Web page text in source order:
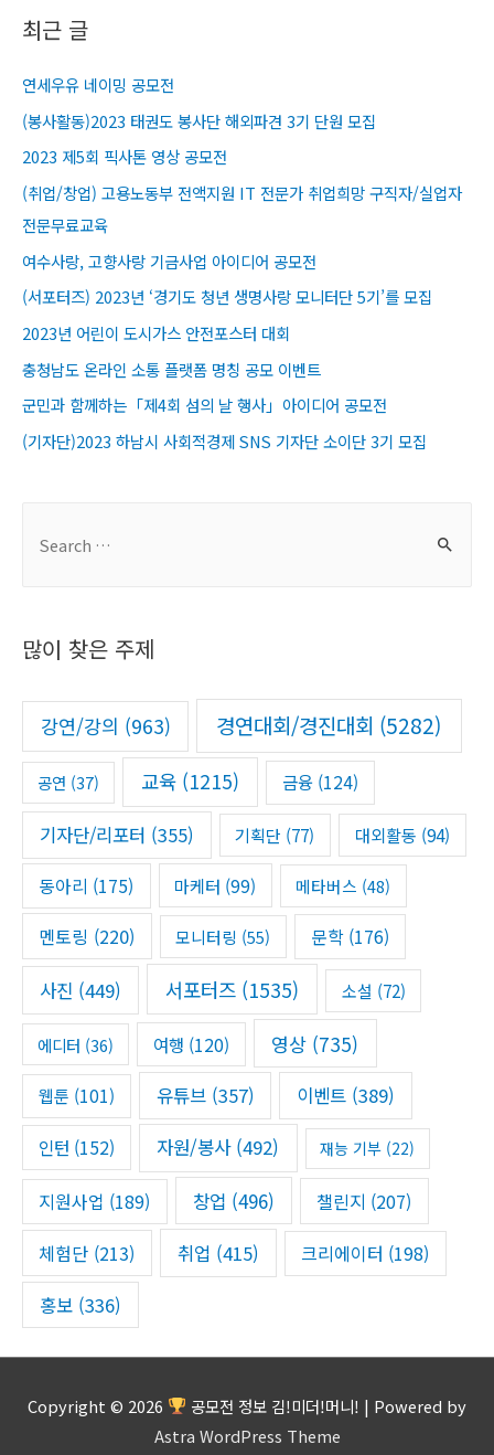
최근 글
연세우유 네이밍 공모전
(봉사활동)2023 태권도 봉사단 해외파견 3기 단원 모집
2023 제5회 픽사톤 영상 공모전
(취업/창업) 고용노동부 전액지원 IT 전문가 취업희망 구직자/실업자
전문무료교육​
여수사랑, 고향사랑 기금사업 아이디어 공모전
(서포터즈) 2023년 ‘경기도 청년 생명사랑 모니터단 5기’를 모집
2023년 어린이 도시가스 안전포스터 대회
충청남도 온라인 소통 플랫폼 명칭 공모 이벤트
군민과 함께하는「제4회 섬의 날 행사」아이디어 공모전
(기자단)2023 하남시 사회적경제 SNS 기자단 소이단 3기 모집
c
f
:
많이 찾은 주제
강연/강의 (963) 경연대회/경진대회 (5282)
공연 (37) 교육(1215) 금융(124)
기자단/리포터 (355) 기획단 (77) 대외활동 (94)
동아리 (175) 마케터 (99) 메타버스 (48)
멘토링 (220) 모니터링 (55) 문학(176)
사진 (449) 서포터즈 (1535) 소설 (72)
에디터 (36) 여행 (120) 영상 (735)
웹툰 (101) 유튜브(357) 이벤트 (389)
인턴 (152) 자원/봉사(492) 재능 기부 (22)
지원사업 (189) 창업 (496) 챌린지 (207)
체험단 (213) 취업 (415) 크리에이터 (198)
홍보(336)
Copyright © 2026 공모전 정보 김!미더!머니! | Powered by
Astra WordPress Theme